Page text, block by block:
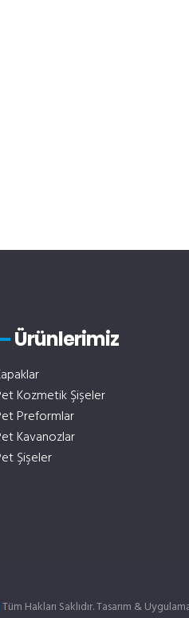
Ürünlerimiz
Kozmetik Şişeler
Preformlar
Kavanozlar
Şişeler
Tüm Hakları Saklıdır. Tasarım &